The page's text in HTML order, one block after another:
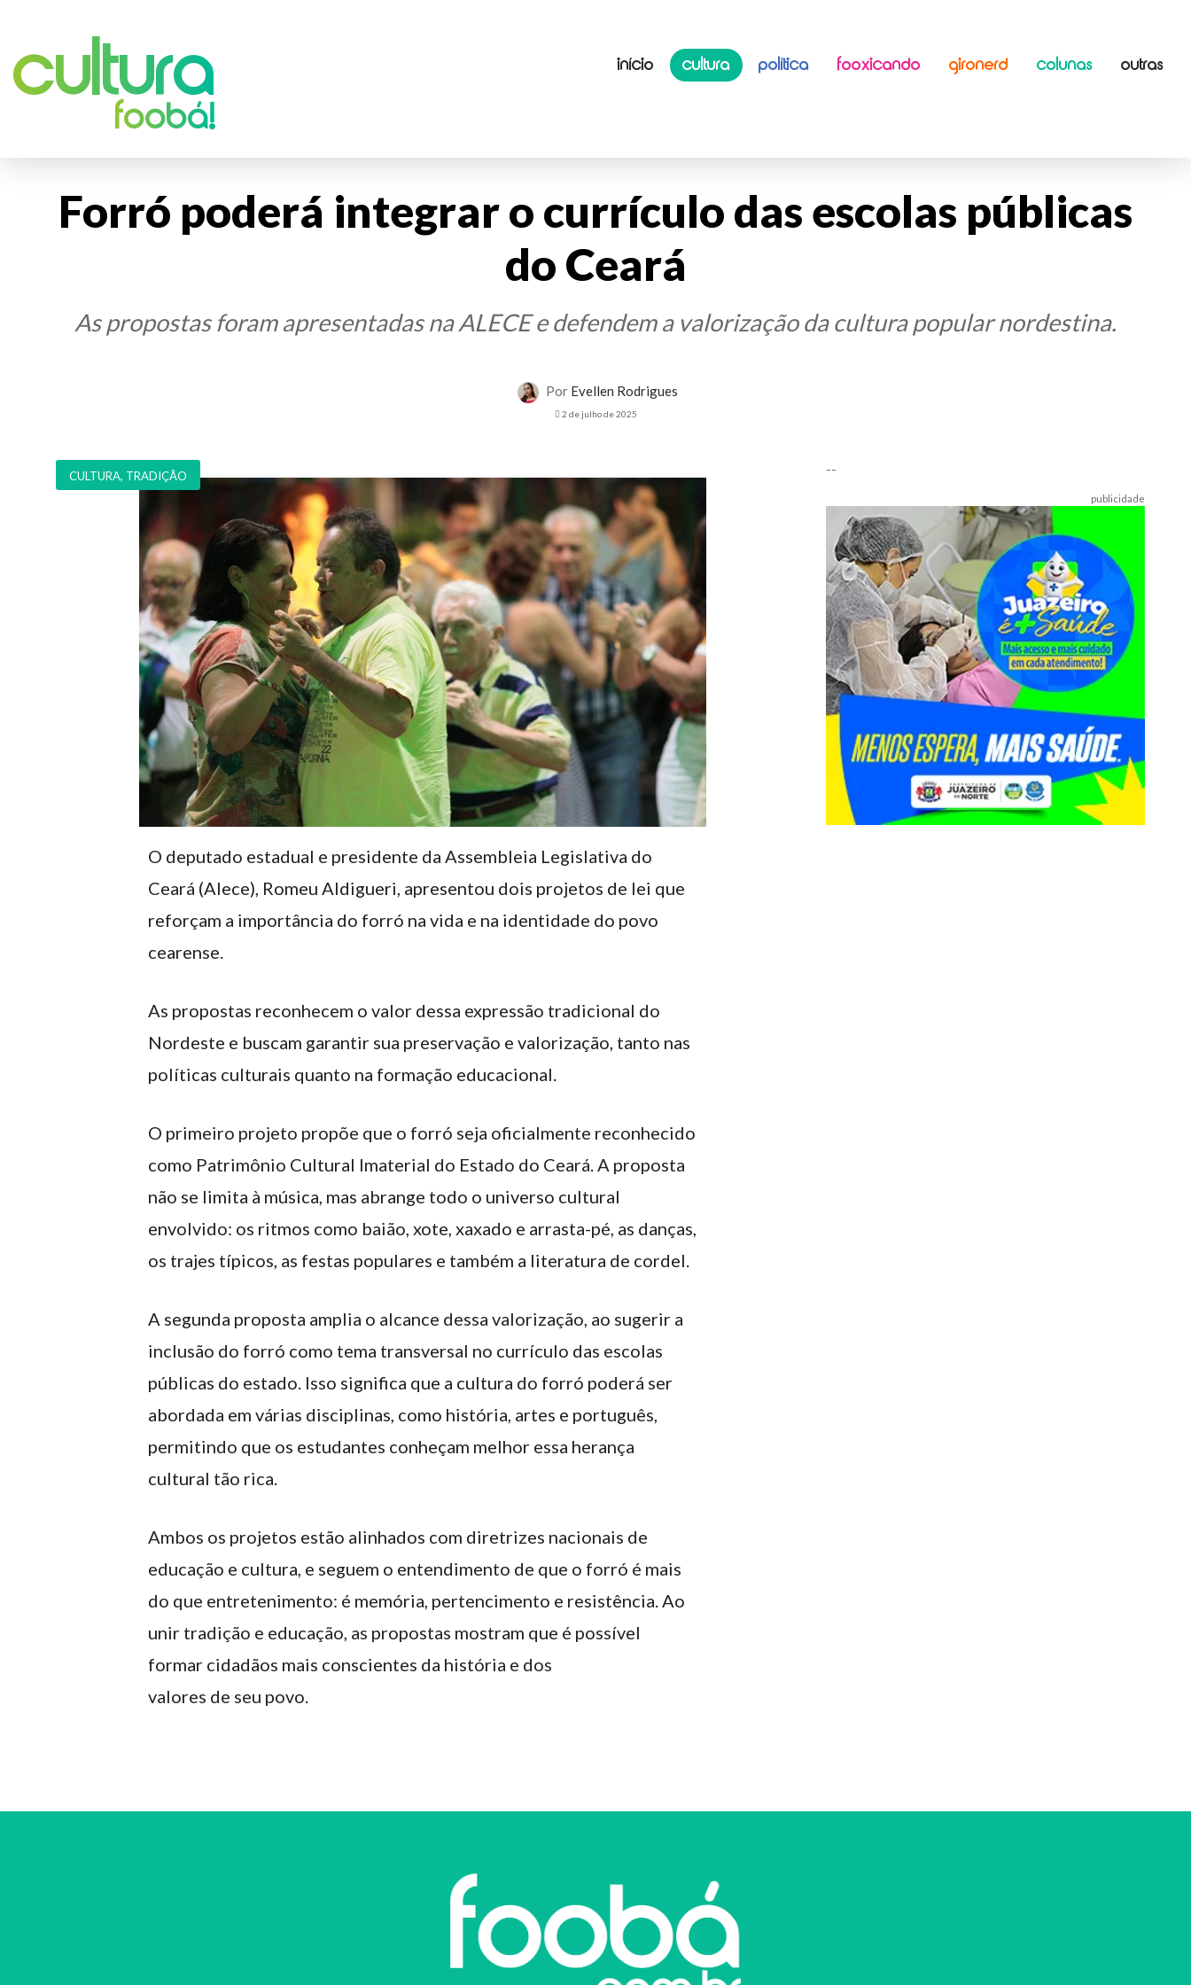
Cultura
foobá!
INÍCIO CULTURA POLÍTICA FOOXICANDO GIRONERD COLUNAS OUTRAS
Forró poderá integrar o currículo das escolas públicas
do Ceará
As propostas foram apresentadas na ALECE e defendem a valorização da cultura popular nordestina.
Por Evellen Rodrigues
2 de julho de 2025
CULTURA, TRADIÇÃO
O deputado estadual e presidente da Assembleia Legislativa do
Ceará (Alece), Romeu Aldigueri, apresentou dois projetos de lei que
reforçam a importância do forró na vida e na identidade do povo
cearense.
As propostas reconhecem o valor dessa expressão tradicional do
Nordeste e buscam garantir sua preservação e valorização, tanto nas
políticas culturais quanto na formação educacional.
O primeiro projeto propõe que o forró seja oficialmente reconhecido
como Patrimônio Cultural Imaterial do Estado do Ceará. A proposta
não se limita à música, mas abrange todo o universo cultural
envolvido: os ritmos como baião, xote, xaxado e arrasta-pé, as danças,
os trajes típicos, as festas populares e também a literatura de cordel.
A segunda proposta amplia o alcance dessa valorização, ao sugerir a
inclusão do forró como tema transversal no currículo das escolas
públicas do estado. Isso significa que a cultura do forró poderá ser
abordada em várias disciplinas, como história, artes e português,
permitindo que os estudantes conheçam melhor essa herança
cultural tão rica.
Ambos os projetos estão alinhados com diretrizes nacionais de
educação e cultura, e seguem o entendimento de que o forró é mais
do que entretenimento: é memória, pertencimento e resistência. Ao
unir tradição e educação, as propostas mostram que é possível
formar cidadãos mais conscientes da história e dos
valores de seu povo.
--
publicidade